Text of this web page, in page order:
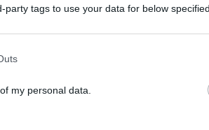
tags to use your data for below
my personal data.
τηςGoogle